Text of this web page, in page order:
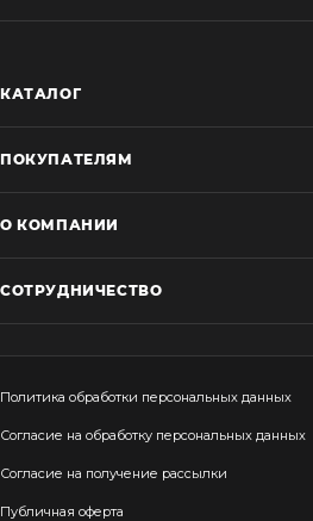
КАТАЛОГ
ПОКУПАТЕЛЯМ
О КОМПАНИИ
СОТРУДНИЧЕСТВО
Политика обработки персональных данных
Согласие на обработку персональных данных
Согласие на получение рассылки
Публичная оферта